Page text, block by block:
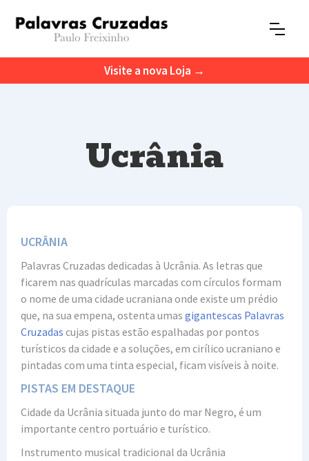
Visite a nova Loja →
Ucrânia
UCRÂNIA
Palavras Cruzadas dedicadas à Ucrânia. As letras que
ficarem nas quadrículas marcadas com círculos formam
o nome de uma cidade ucraniana onde existe um prédio
que, na sua empena, ostenta umas gigantescas Palavras
Cruzadas cujas pistas estão espalhadas por pontos
turísticos da cidade e a soluções, em cirílico ucraniano e
pintadas com uma tinta especial, ficam visíveis à noite.
PISTAS EM DESTAQUE
Cidade da Ucrânia situada junto do mar Negro, é um
importante centro portuário e turístico.
Instrumento musical tradicional da Ucrânia